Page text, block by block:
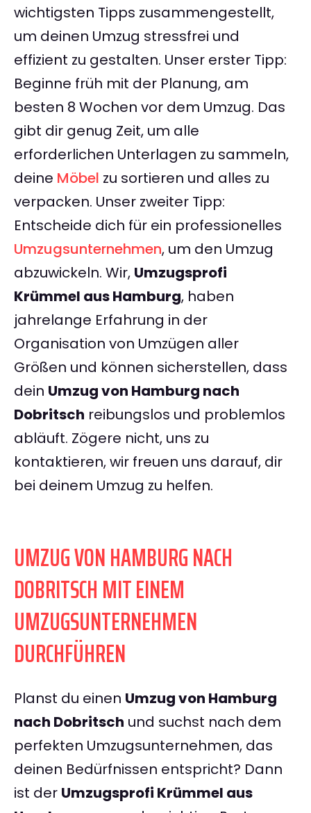
wichtigsten Tipps zusammengestellt,
um deinen Umzug stressfrei und
effizient zu gestalten. Unser erster Tipp:
Beginne früh mit der Planung, am
besten 8 Wochen vor dem Umzug. Das
gibt dir genug Zeit, um alle
erforderlichen Unterlagen zu sammeln,
deine Möbel zu sortieren und alles zu
verpacken. Unser zweiter Tipp:
Entscheide dich für ein professionelles
Umzugsunternehmen, um den Umzug
abzuwickeln. Wir, Umzugsprofi
Krümmel aus Hamburg, haben
jahrelange Erfahrung in der
Organisation von Umzügen aller
Größen und können sicherstellen, dass
dein Umzug von Hamburg nach
Dobritsch reibungslos und problemlos
abläuft. Zögere nicht, uns zu
kontaktieren, wir freuen uns darauf, dir
bei deinem Umzug zu helfen.
UMZUG VON HAMBURG NACH
DOBRITSCH MIT EINEM
UMZUGSUNTERNEHMEN
DURCHFÜHREN
Planst du einen Umzug von Hamburg
nach Dobritsch und suchst nach dem
perfekten Umzugsunternehmen, das
deinen Bedürfnissen entspricht? Dann
ist der Umzugsprofi Krümmel aus